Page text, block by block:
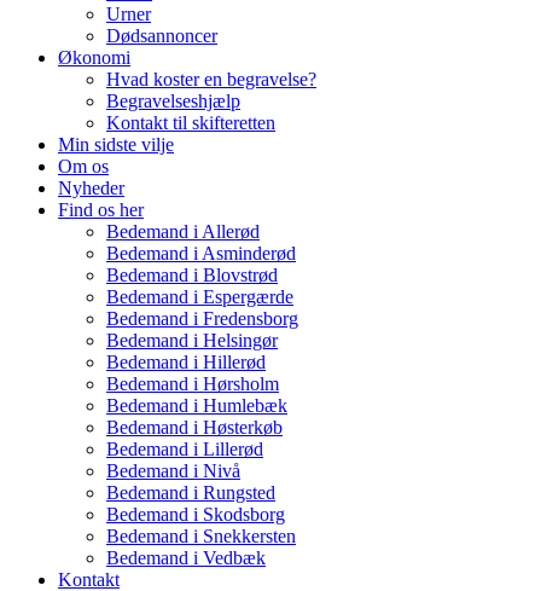
Urner
Dødsannoncer
Økonomi
Hvad koster en begravelse?
Begravelseshjælp
Kontakt til skifteretten
Min sidste vilje
Om os
Nyheder
Find os her
Bedemand i Allerød
Bedemand i Asminderød
Bedemand i Blovstrød
Bedemand i Espergærde
Bedemand i Fredensborg
Bedemand i Helsingør
Bedemand i Hillerød
Bedemand i Hørsholm
Bedemand i Humlebæk
Bedemand i Høsterkøb
Bedemand i Lillerød
Bedemand i Nivå
Bedemand i Rungsted
Bedemand i Skodsborg
Bedemand i Snekkersten
Bedemand i Vedbæk
Kontakt